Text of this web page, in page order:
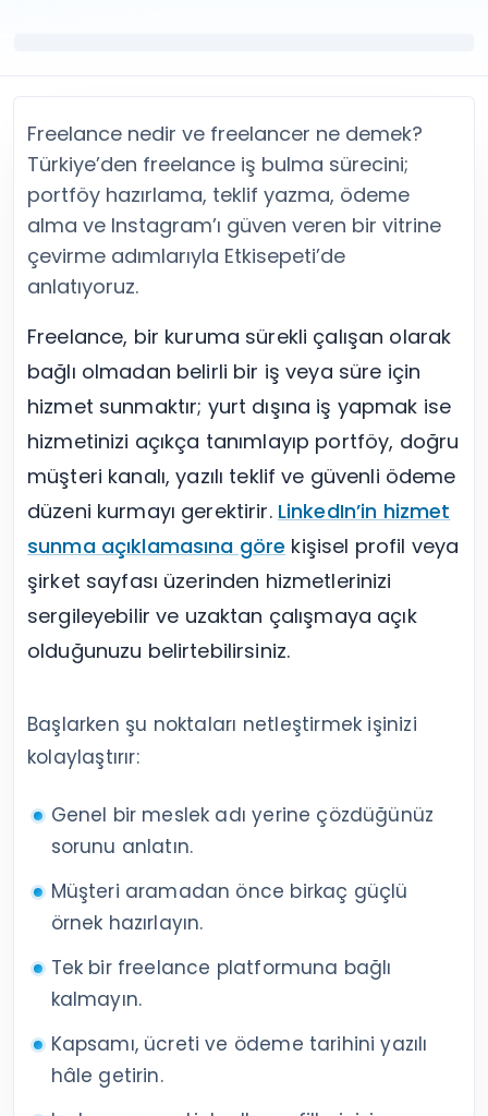
Twitter (X) Video İzlenme Satın Al
YouTube
YouTube Abone Satın Al
YouTube Beğeni Satın Al
YouTube İzlenme Satın Al
YouTube Yorum Satın Al
Tümünü Gör
Facebook
Facebook Takipçi Satın Al
Facebook Yorum Satın Al
Facebook Video İzlenme Satın Al
Diğer ücretsiz araçlar
LinkedIn Araçları
Spotify Araçları
Telegram Araçları
Twitch Araçları
SoundCloud Araçları
Snapchat Araçları
Tümünü Gör
Freelance nedir ve freelancer ne demek?
Türkiye’den freelance iş bulma sürecini;
portföy hazırlama, teklif yazma, ödeme
alma ve Instagram’ı güven veren bir vitrine
çevirme adımlarıyla Etkisepeti’de
anlatıyoruz.
Freelance, bir kuruma sürekli çalışan olarak
bağlı olmadan belirli bir iş veya süre için
hizmet sunmaktır; yurt dışına iş yapmak ise
hizmetinizi açıkça tanımlayıp portföy, doğru
müşteri kanalı, yazılı teklif ve güvenli ödeme
düzeni kurmayı gerektirir. LinkedIn’in hizmet
sunma açıklamasına göre kişisel profil veya
şirket sayfası üzerinden hizmetlerinizi
sergileyebilir ve uzaktan çalışmaya açık
olduğunuzu belirtebilirsiniz.
Başlarken şu noktaları netleştirmek işinizi
kolaylaştırır:
Genel bir meslek adı yerine çözdüğünüz
sorunu anlatın.
Müşteri aramadan önce birkaç güçlü
örnek hazırlayın.
Tek bir freelance platformuna bağlı
kalmayın.
Kapsamı, ücreti ve ödeme tarihini yazılı
hâle getirin.